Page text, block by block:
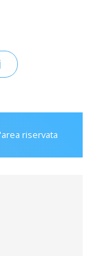
riservata